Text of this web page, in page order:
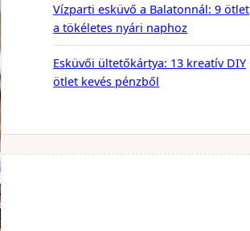
Vízparti esküvő a Balatonnál: 9 ötlet
a tökéletes nyári naphoz
Esküvői ültetőkártya: 13 kreatív DIY
ötlet kevés pénzből